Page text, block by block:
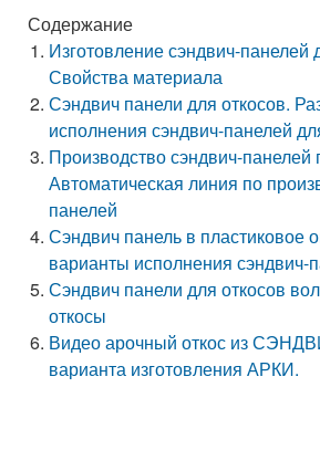
Содержание
Изготовление сэндвич-панелей
Свойства материала
Сэндвич панели для откосов.
исполнения сэндвич-панелей
Производство сэндвич-панелей
Автоматическая линия по
панелей
Сэндвич панель в пластиковое
варианты исполнения сэндвич-
Сэндвич панели для откосов
откосы
Видео арочный откос из
варианта изготовления АРКИ.